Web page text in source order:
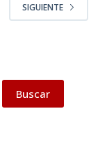
SIGUIENTE
Buscar